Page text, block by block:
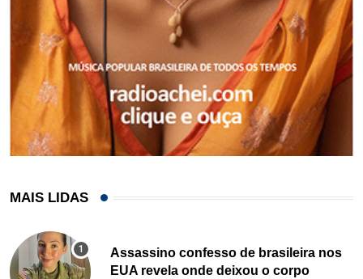
MAIS LIDAS
Assassino confesso de brasileira nos
EUA revela onde deixou o corpo